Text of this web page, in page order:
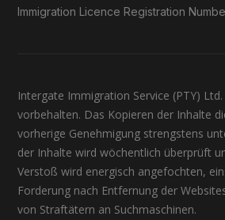
Immigration Licence Registration
Intergate Immigration Service (PTY) Ltd.
vorbehalten. Das Kopieren der Inhalte
vorherige Genehmigung strengstens
der Inhalte wird wöchentlich überprüft
Verstoß wird energisch angefochten,
Forderung nach Entfernung der
von Straftätern an Suchmaschinen.